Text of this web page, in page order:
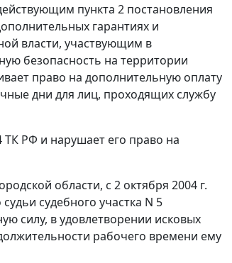
пункта 2 постановления
гарантиях и
власти, участвующим в
безопасность на территории
право на дополнительную оплату
дни для лиц, проходящих службу
ТК РФ и нарушает его право на
области, с 2 октября 2004 г.
судебного участка N 5
силу, в удовлетворении исковых
рабочего времени ему